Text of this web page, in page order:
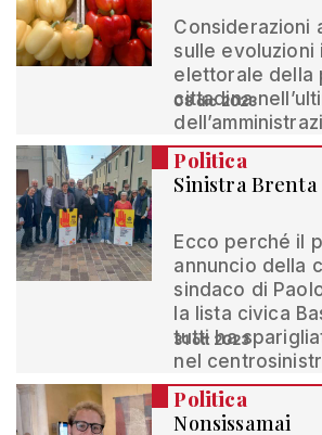
Considerazioni
sulle evoluzioni
elettorale della
cittadina
08 dic 2023
Politica
Sinistra Brenta
Ecco perché il
annuncio della
sindaco di
la lista civica
tutti ha
nel
31 ott 2023
Politica
Nonsissamai